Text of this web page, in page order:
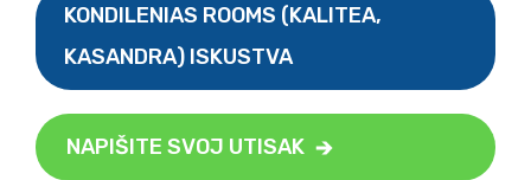
KONDILENIAS ROOMS (KALITEA,
KASANDRA) ISKUSTVA
NAPIŠITE SVOJ UTISAK